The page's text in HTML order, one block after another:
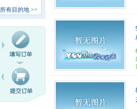
所有目的地 >>